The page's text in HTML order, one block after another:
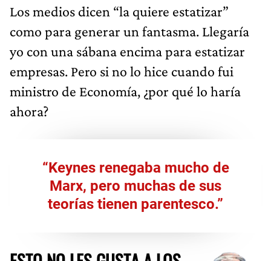
Los medios dicen “la quiere estatizar”
como para generar un fantasma. Llegaría
yo con una sábana encima para estatizar
empresas. Pero si no lo hice cuando fui
ministro de Economía, ¿por qué lo haría
ahora?
“Keynes renegaba mucho de
Marx, pero muchas de sus
teorías tienen parentesco.”